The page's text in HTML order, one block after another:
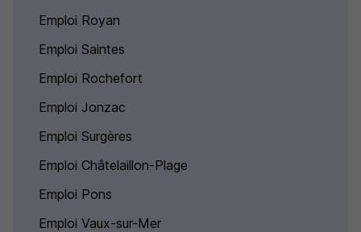
Emploi Royan
Emploi Saintes
Emploi Rochefort
Emploi Jonzac
Emploi Surgères
Emploi Châtelaillon-Plage
Emploi Pons
Emploi Vaux-sur-Mer